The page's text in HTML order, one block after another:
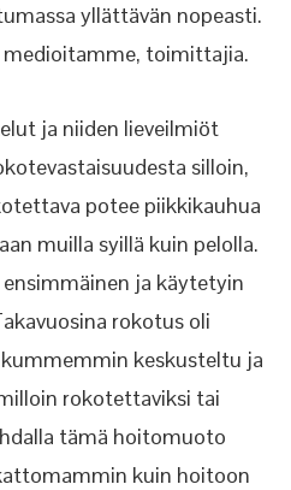
yllättävän nopeasti.
medioitamme, toimittajia.
ja niiden lieveilmiöt
silloin,
potee piikkikauhua
muilla syillä kuin pelolla.
ensimmäinen ja käytetyin
rokotus oli
keskusteltu ja
rokotettaviksi tai
tämä hoitomuoto
kuin hoitoon